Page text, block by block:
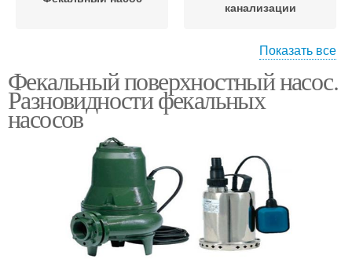
канализации
Поверхностные насосы
Насосы для грязной
воды
Насос для грязной
воды
Задачи для насоса
Показать все
Фекальный поверхностный насос.
Разновидности фекальных
насосов